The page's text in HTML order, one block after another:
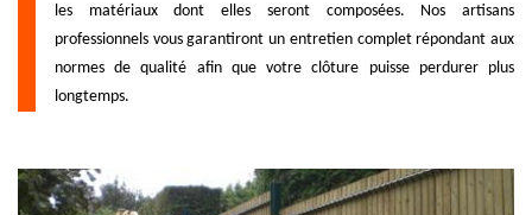
les matériaux dont elles seront composées. Nos artisans
professionnels vous garantiront un entretien complet répondant aux
normes de qualité afin que votre clôture puisse perdurer plus
longtemps.